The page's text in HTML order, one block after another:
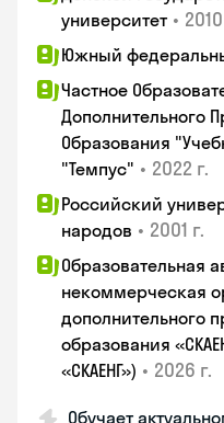
университет •
Южный
Частное
Дополнительного
Образования
"Темпус" • 2022 г.
Российский
народов • 2001 г.
Образовательная
некоммерческая
дополнительного
образования
«СКАЕНГ») • 2026 г.
Обучает